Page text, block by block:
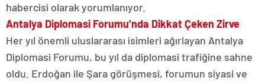
habercisi olarak yorumlanıyor.
Antalya Diplomasi Forumu’nda Dikkat Çeken Zirve
Her yıl önemli uluslararası isimleri ağırlayan Antalya
Diplomasi Forumu, bu yıl da diplomasi trafiğine sahne
oldu. Erdoğan ile Şara görüşmesi, forumun siyasi ve